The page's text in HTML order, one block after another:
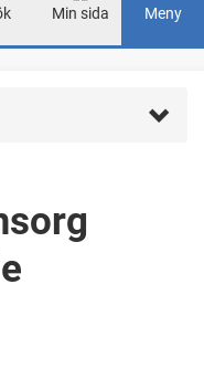
Min sida Meny